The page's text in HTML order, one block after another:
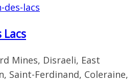
Mines, Disraeli, East
Saint-Ferdinand, Coleraine,